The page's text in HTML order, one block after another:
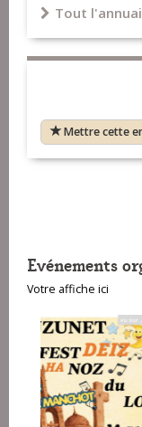
Tout
Mettre cette
Evénements
Votre affiche ici